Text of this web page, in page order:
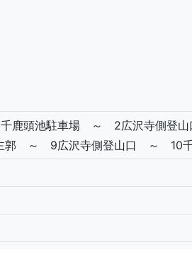
1千鹿頭池駐車場 ～ 2広沢寺側
9広沢寺側登山口 ～ 10千